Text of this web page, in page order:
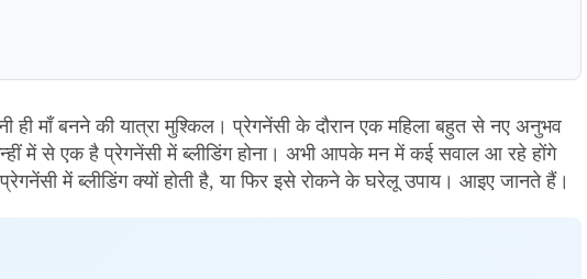
ही माँ बनने की यात्रा मुश्किल। प्रेगनेंसी के दौरान एक महिला बहुत से नए अनुभव
में से एक है प्रेगनेंसी में ब्लीडिंग होना। अभी आपके मन में कई सवाल आ रहे होंगे
में ब्लीडिंग क्यों होती है, या फिर इसे रोकने के घरेलू उपाय। आइए जानते हैं।